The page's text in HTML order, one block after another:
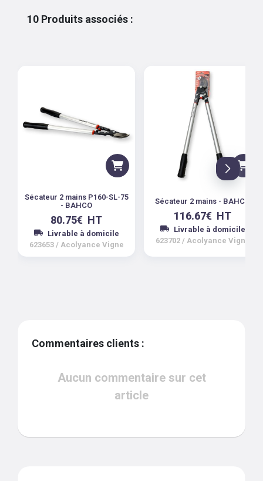
10 Produits associés :
Sécateur 2 mains P160-SL-75
- BAHCO
80.75€ HT
Livrable à domicile
623653 / Acolyance Vigne
Sécateur 2 mains - BAHCO
116.67€ HT
Livrable à domicile
623702 / Acolyance Vigne
Commentaires clients :
Aucun commentaire sur cet
article